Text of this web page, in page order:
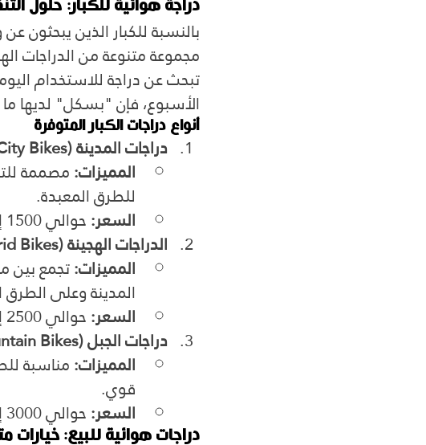
دراجة هوائية للكبار: حلول
بالنسبة للكبار الذين
مجموعة متنوعة من الدراجات
تبحث عن دراجة للاستخدام
الأسبوع، فإن "بسكل" لديها
أنواع دراجات الكبار المتوفرة
دراجات المدينة (City Bikes)
المميزات: مصممة
للطرق المعبدة.
السعر: حوالي 1500 إلى 3000 ريال سعودي.
الدراجات الهجينة (Hybrid Bikes)
المميزات: تجمع بين
المدينة وعلى الطرق
السعر: حوالي 2500 إلى 5000 ريال سعودي.
دراجات الجبل (Mountain Bikes)
المميزات: مناسبة
قوي.
السعر: حوالي 3000 إلى 7000 ريال سعودي.
دراجات هوائية للبيع: خيارات